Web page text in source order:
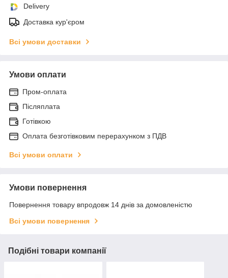
Delivery
Доставка кур'єром
Всі умови доставки
Умови оплати
Пром-оплата
Післяплата
Готівкою
Оплата безготівковим перерахунком з ПДВ
Всі умови оплати
Умови повернення
Повернення товару впродовж 14 днів за домовленістю
Всі умови повернення
Подібні товари компанії